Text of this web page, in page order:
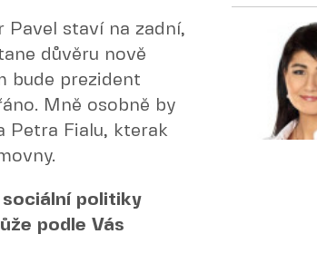
Pavel staví na zadní,
důvěru nově
bude prezident
Mně osobně by
Petra Fialu, kterak
sociální politiky
podle Vás